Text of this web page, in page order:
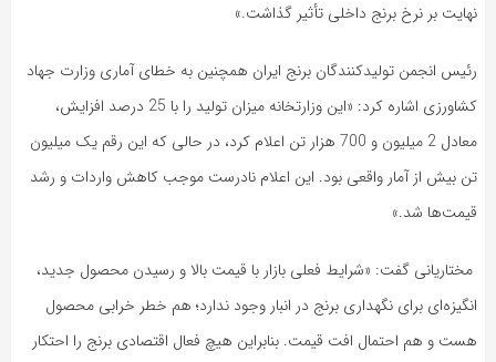
نهایت بر نرخ برنج داخلی تأثیر گذاشت.»
رئیس انجمن تولیدکنندگان برنج ایران همچنین به خطای آماری وزارت جهاد
کشاورزی اشاره کرد: «این وزارتخانه میزان تولید را با 25 درصد افزایش،
معادل 2 میلیون و 700 هزار تن اعلام کرد، در حالی که این رقم یک میلیون
تن بیش از آمار واقعی بود. این اعلام نادرست موجب کاهش واردات و رشد
قیمت‌ها شد.»
مختاریانی گفت: «شرایط فعلی بازار با قیمت بالا و رسیدن محصول جدید،
انگیزه‌ای برای نگهداری برنج در انبار وجود ندارد؛ هم خطر خرابی محصول
هست و هم احتمال افت قیمت. بنابراین هیچ فعال اقتصادی برنج را احتکار